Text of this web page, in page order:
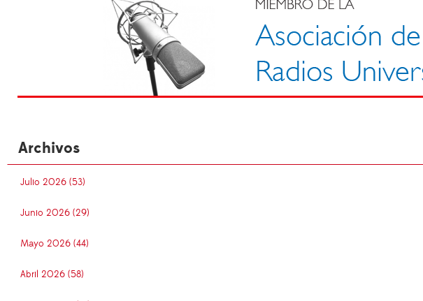
Archivos
Julio 2026 (53)
Junio 2026 (29)
Mayo 2026 (44)
Abril 2026 (58)